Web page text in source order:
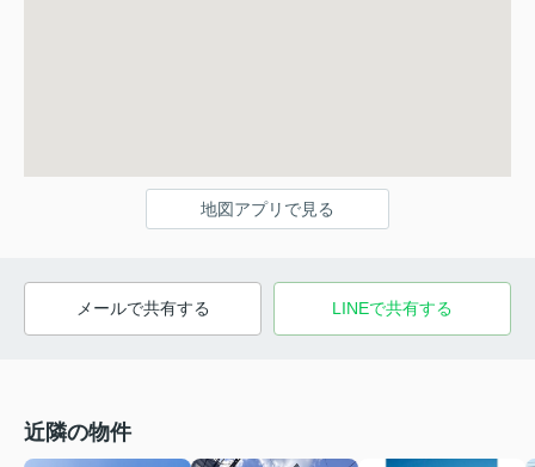
地図アプリで見る
メールで共有する LINEで共有する
近隣の物件